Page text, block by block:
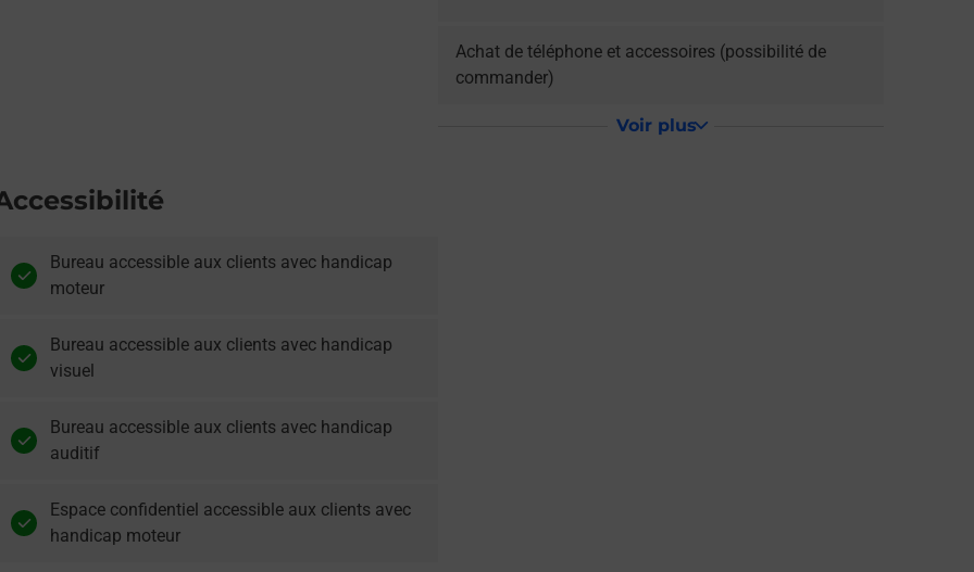
Achat de téléphone et accessoires (possibilité de
commander)
Voir plus
Bureau accessible aux clients avec handicap
moteur
Bureau accessible aux clients avec handicap
visuel
Bureau accessible aux clients avec handicap
auditif
Espace confidentiel accessible aux clients avec
handicap moteur